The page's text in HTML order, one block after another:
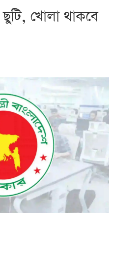
খোলা থাকবে